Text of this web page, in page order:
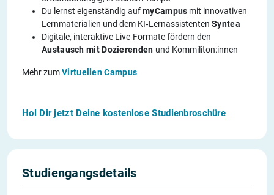
Du lernst eigenständig aufmyCampus mit innovativen
Lernmaterialien und dem KI‑Lernassistenten Syntea
Digitale, interaktive Live-Formate fördern den
Austausch mit Dozierenden und Kommiliton:innen
Mehr zumVirtuellen Campus
Hol Dir jetzt Deine kostenlose Studienbroschüre
Studiengangsdetails